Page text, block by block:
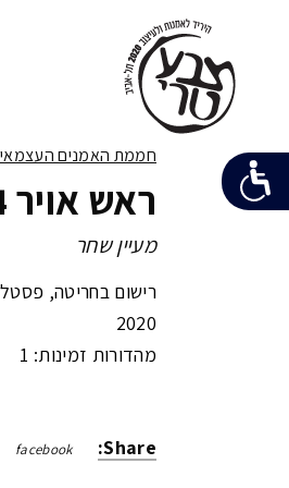
חממת האמנים
ראש אויר 4
מעיין שחר
רישום בחריטה, פסטל
2020
מהדורות זמינות: 1
Share:
facebook